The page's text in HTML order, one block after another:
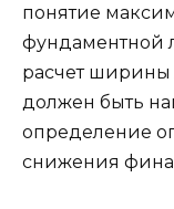
понятие
фундаментной
расчет ширины
должен быть
определение
снижения